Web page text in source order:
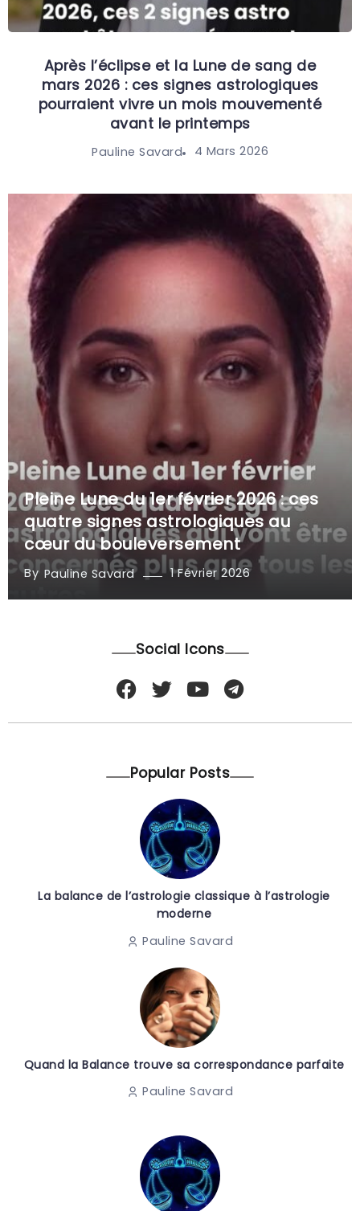
Après l’éclipse et la Lune de sang de
mars 2026 : ces signes astrologiques
pourraient vivre un mois mouvementé
avant le printemps
Pauline Savard 4 Mars 2026
Pleine Lune du 1er février 2026 : ces
quatre signes astrologiques au
cœur du bouleversement
By Pauline Savard 1 Février 2026
Social Icons
Popular Posts
La balance de l’astrologie classique à l’astrologie
moderne
Pauline Savard
Quand la Balance trouve sa correspondance parfaite
Pauline Savard